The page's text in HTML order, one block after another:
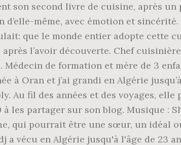
son second livre de cuisine, après
même, avec émotion et
que le monde entier adopte
après l’avoir découverte. Chef
de formation et mère de 3
à Oran et j’ai grandi en Algérie
Au fil des années et des voyages,
les partager sur son blog. Musique :
qui pourrait être une sœur, un idéal
a vécu en Algérie jusqu'à l'âge de 23